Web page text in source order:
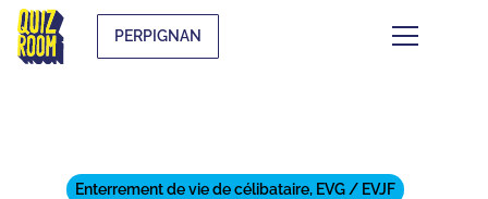
PERPIGNAN
Enterrement de vie de célibataire, EVG / EVJF